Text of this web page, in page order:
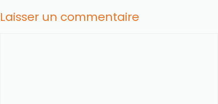
Laisser un commentaire